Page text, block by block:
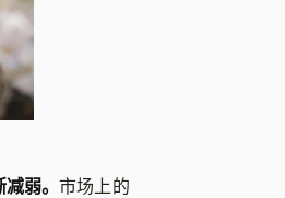
减弱。市场上的